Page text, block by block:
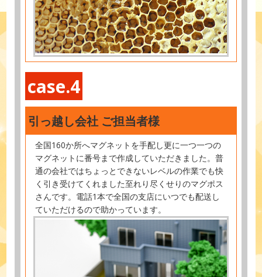
case.4
引っ越し会社 ご担当者様
全国160か所へマグネットを手配し更に一つ一つの
マグネットに番号まで作成していただきました。普
通の会社ではちょっとできないレベルの作業でも快
く引き受けてくれました至れり尽くせりのマグポス
さんです。電話1本で全国の支店にいつでも配送し
ていただけるので助かっています。